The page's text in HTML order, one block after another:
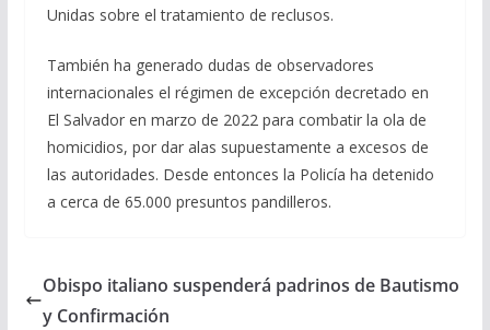
Unidas sobre el tratamiento de reclusos.
También ha generado dudas de observadores
internacionales el régimen de excepción decretado en
El Salvador en marzo de 2022 para combatir la ola de
homicidios, por dar alas supuestamente a excesos de
las autoridades. Desde entonces la Policía ha detenido
a cerca de 65.000 presuntos pandilleros.
Obispo italiano suspenderá padrinos de Bautismo
y Confirmación